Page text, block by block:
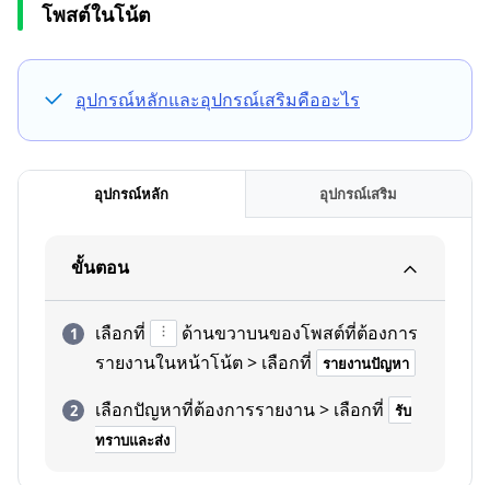
โพสต์ในโน้ต
อุปกรณ์หลักและอุปกรณ์เสริมคืออะไร
อุปกรณ์หลัก อุปกรณ์เสริม
ขั้นตอน
เลือกที่
ด้านขวาบนของโพสต์ที่ต้องการ
รายงานในหน้าโน้ต > เลือกที่
รายงานปัญหา
เลือกปัญหาที่ต้องการรายงาน > เลือกที่
รับ
ทราบและส่ง